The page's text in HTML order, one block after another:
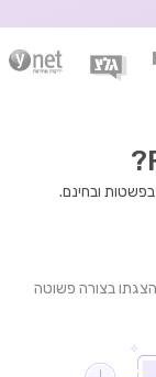
ובחינם.
בצורה פשוטה